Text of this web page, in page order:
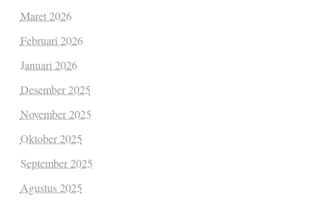
Maret 2026
Februari 2026
Januari 2026
Desember 2025
November 2025
Oktober 2025
September 2025
Agustus 2025